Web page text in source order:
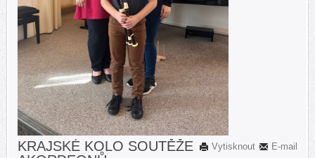
E-mail
Vytisknout
KRAJSKÉ KOLO SOUTĚŽE